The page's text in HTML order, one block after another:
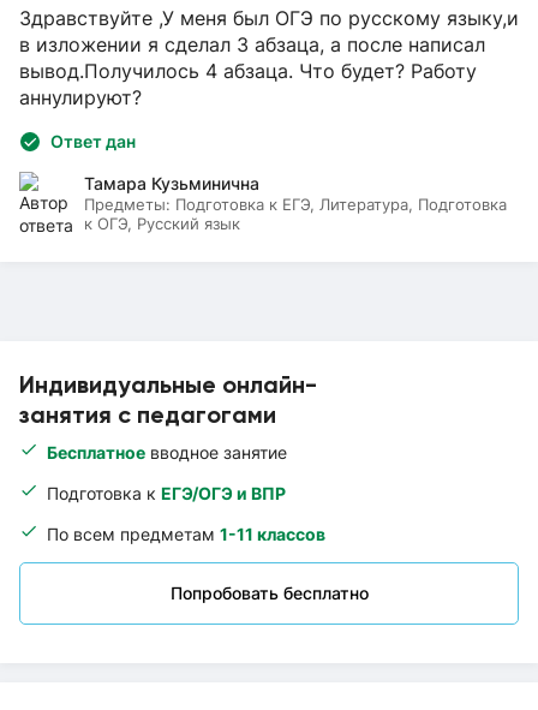
Индивидуальные онлайн-
занятия с педагогами
Бесплатное вводное занятие
Подготовка к ЕГЭ/ОГЭ и ВПР
По всем предметам 1-11 классов
Попробовать бесплатно
Здравствуйте ,У меня был ОГЭ по русскому языку,и
в изложении я сделал 3 абзаца, а после написал
вывод.Получилось 4 абзаца. Что будет? Работу
аннулируют?
Ответ дан
Тамара Кузьминична
Предметы: Подготовка к ЕГЭ, Литература, Подготовка
к ОГЭ, Русский язык